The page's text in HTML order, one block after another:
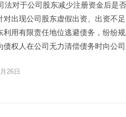
于公司股东减少注册资金后是否
对出现公司股东虚假出资、出资不
利用有限责任地位逃避债务，纷纷
权人在公司无力清偿债务时向公
26日